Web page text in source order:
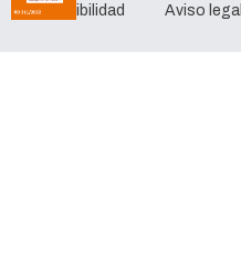
Accesibilidad Aviso legal